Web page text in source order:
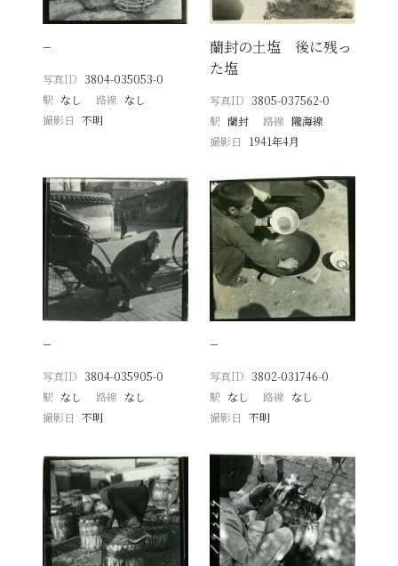
−
写真ID 3804-035053-0
駅 なし 路線 なし
撮影日
不明
蘭封の土塩 後に残っ
た塩
写真ID 3805-037562-0
駅 蘭封 路線 隴海線
撮影日
1941年4月
−
写真ID 3804-035905-0
駅 なし 路線 なし
撮影日
不明
−
写真ID 3802-031746-0
駅 なし 路線 なし
撮影日 不明